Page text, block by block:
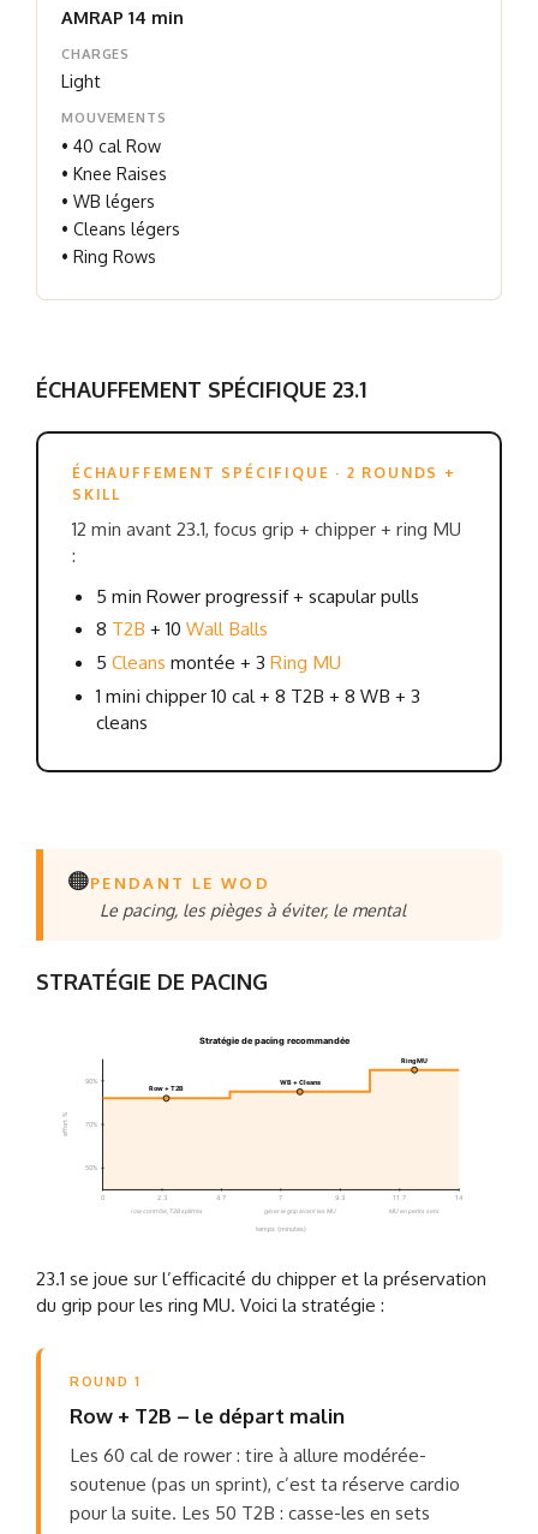
AMRAP 14 min
CHARGES
Light
MOUVEMENTS
• 40 cal Row
• Knee Raises
• WB légers
• Cleans légers
• Ring Rows
ÉCHAUFFEMENT SPÉCIFIQUE 23.1
ÉCHAUFFEMENT SPÉCIFIQUE · 2 ROUNDS +
SKILL
12 min avant 23.1, focus grip + chipper + ring MU
:
5 min Rower progressif + scapular pulls
8 T2B + 10 Wall Balls
5 Cleans montée + 3 Ring MU
1 mini chipper 10 cal + 8 T2B + 8 WB + 3
cleans
🟠PENDANT LE WOD
Le pacing, les pièges à éviter, le mental
STRATÉGIE DE PACING
Stratégie de pacing recommandée
50%
70%
90%
0 2.3 4.7 7 9.3 11.7 14
Row + T2B
row contrôlé, T2B splittés
WB + Cleans
gérer le grip avant les MU
Ring MU
MU en petits sets
temps (minutes)
effort %
23.1 se joue sur l’efficacité du chipper et la préservation
du grip pour les ring MU. Voici la stratégie :
ROUND 1
Row + T2B – le départ malin
Les 60 cal de rower : tire à allure modérée-
soutenue (pas un sprint), c’est ta réserve cardio
pour la suite. Les 50 T2B : casse-les en sets